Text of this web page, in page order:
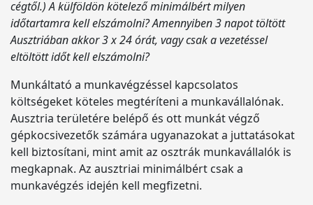
cégtől.) A külföldön kötelező minimálbért milyen
időtartamra kell elszámolni? Amennyiben 3 napot töltött
Ausztriában akkor 3 x 24 órát, vagy csak a vezetéssel
eltöltött időt kell elszámolni?
Munkáltató a munkavégzéssel kapcsolatos
költségeket köteles megtéríteni a munkavállalónak.
Ausztria területére belépő és ott munkát végző
gépkocsivezetők számára ugyanazokat a juttatásokat
kell biztosítani, mint amit az osztrák munkavállalók is
megkapnak. Az ausztriai minimálbért csak a
munkavégzés idején kell megfizetni.